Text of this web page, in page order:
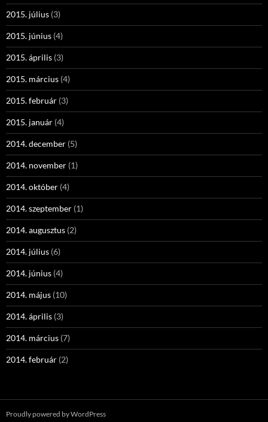
2015. július (3)
2015. június (4)
2015. április (3)
2015. március (4)
2015. február (3)
2015. január (4)
2014. december (5)
2014. november (1)
2014. október (4)
2014. szeptember (1)
2014. augusztus (2)
2014. július (6)
2014. június (4)
2014. május (10)
2014. április (3)
2014. március (7)
2014. február (2)
Proudly powered by WordPress